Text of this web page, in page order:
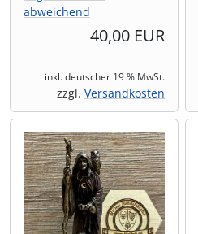
abweichend
40,00 EUR
inkl. deutscher 19 % MwSt.
zzgl. Versandkosten